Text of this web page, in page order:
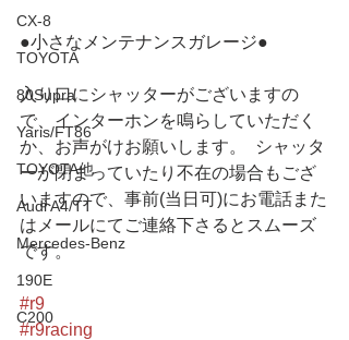
CX-8
TOYOTA
80Supra
Yaris/FT86
TOYOTA他
Audi A4/TT
Mercedes-Benz
190E
C200
●小さなメンテナンスガレージ●
入り口にシャッターがございますの
で、インターホンを鳴らしていただく
か、お声がけお願いします。  シャッタ
ーが閉まっていたり不在の場合もござ
いますので、事前(当日可)にお電話また
はメールにてご連絡下さるとスムーズ
です。
#r9
#r9racing